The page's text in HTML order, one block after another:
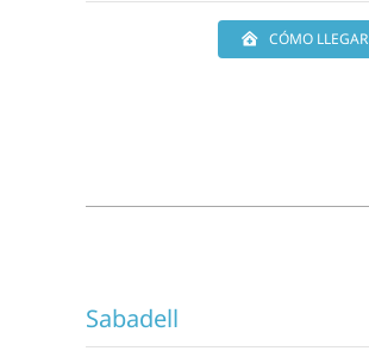
CÓMO LLEGAR
Sabadell